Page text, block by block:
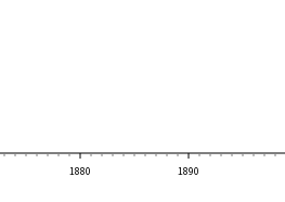
1880 1890